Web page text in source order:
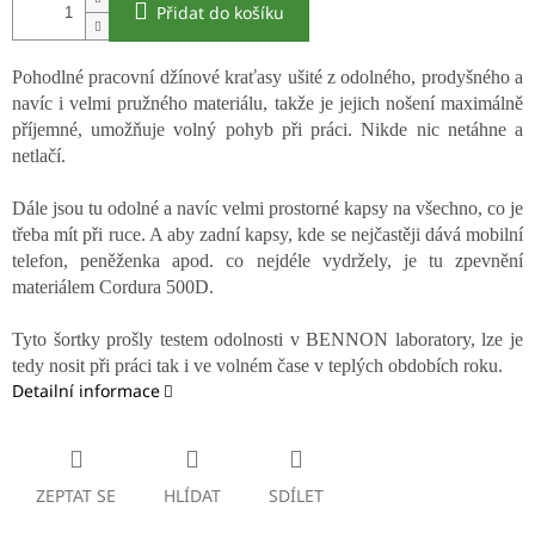
Přidat do košíku
Pohodlné pracovní džínové kraťasy ušité z odolného, prodyšného a
navíc i velmi pružného materiálu, takže je jejich nošení maximálně
příjemné, umožňuje volný pohyb při práci. Nikde nic netáhne a
netlačí.
Dále jsou tu odolné a navíc velmi prostorné kapsy na všechno, co je
třeba mít při ruce. A aby zadní kapsy, kde se nejčastěji dává mobilní
telefon, peněženka apod. co nejdéle vydržely, je tu zpevnění
materiálem Cordura 500D.
Tyto šortky prošly testem odolnosti v BENNON laboratory, lze je
tedy nosit při práci tak i ve volném čase v teplých obdobích roku.
Detailní informace
ZEPTAT SE HLÍDAT SDÍLET